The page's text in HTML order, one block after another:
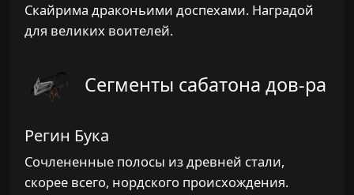
Скайрима драконьими доспехами. Наградой
для великих воителей.
Сегменты сабатона дов-ра
Регин Бука
Сочлененные полосы из древней стали,
скорее всего, нордского происхождения.